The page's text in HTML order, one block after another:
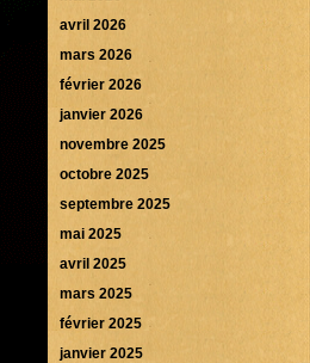
avril 2026
mars 2026
février 2026
janvier 2026
novembre 2025
octobre 2025
septembre 2025
mai 2025
avril 2025
mars 2025
février 2025
janvier 2025